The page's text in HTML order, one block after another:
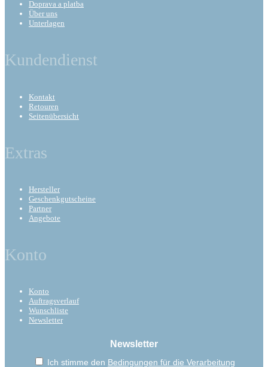
Doprava a platba
Über uns
Unterlagen
Kundendienst
Kontakt
Retouren
Seitenübersicht
Extras
Hersteller
Geschenkgutscheine
Partner
Angebote
Konto
Konto
Auftragsverlauf
Wunschliste
Newsletter
Newsletter
Ich stimme den Bedingungen für die Verarbeitung